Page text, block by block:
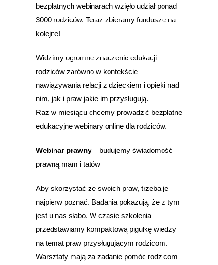
bezpłatnych webinarach wzięło udział ponad
3000 rodziców. Teraz zbieramy fundusze na
kolejne!
Widzimy ogromne znaczenie edukacji
rodziców zarówno w kontekście
nawiązywania relacji z dzieckiem i opieki nad
nim, jak i praw jakie im przysługują.
Raz w miesiącu chcemy prowadzić bezpłatne
edukacyjne webinary online dla rodziców.
Webinar prawny– budujemy świadomość
prawną mam i tatów
Aby skorzystać ze swoich praw, trzeba je
najpierw poznać. Badania pokazują, że z tym
jest u nas słabo. W czasie szkolenia
przedstawiamy kompaktową pigułkę wiedzy
na temat praw przysługującym rodzicom.
Warsztaty mają za zadanie pomóc rodzicom